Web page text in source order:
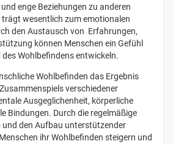
enge Beziehungen zu anderen
trägt wesentlich zum emotionalen
den Austausch von Erfahrungen,
können Menschen ein Gefühl
Wohlbefindens entwickeln.
Wohlbefinden das Ergebnis
verschiedener
Ausgeglichenheit, körperliche
Bindungen. Durch die regelmäßige
den Aufbau unterstützender
ihr Wohlbefinden steigern und